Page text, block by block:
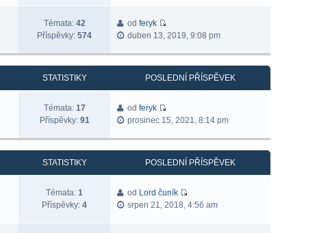
Témata: 42
Příspěvky: 574
odferyk
duben 13, 2019, 9:08 pm
STATISTIKY POSLEDNÍ PŘÍSPĚVEK
Témata: 17
Příspěvky: 91
odferyk
prosinec 15, 2021, 8:14 pm
STATISTIKY POSLEDNÍ PŘÍSPĚVEK
Témata: 1
Příspěvky: 4
od Lord čuník
srpen 21, 2018, 4:56 am